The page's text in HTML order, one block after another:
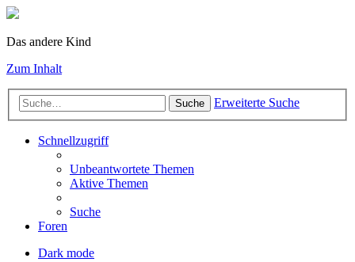
Das andere Kind
Zum Inhalt
Suche Erweiterte Suche
Schnellzugriff
Unbeantwortete Themen
Aktive Themen
Suche
Foren
Dark mode